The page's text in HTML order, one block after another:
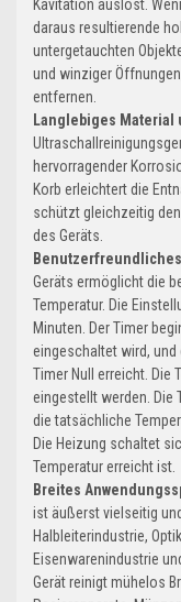
Kavitation auslöst.
daraus resultierende
untergetauchten
und winziger
entfernen.
Langlebiges
hervorragender
Korb erleichtert die
schützt gleichzeitig
des Geräts.
Geräts ermöglicht die
Temperatur. Die
Minuten. Der Timer
eingeschaltet wird,
Timer Null erreicht. Die
eingestellt werden. Die
die tatsächliche
Die Heizung schaltet
Temperatur erreicht ist.
Breites
ist äußerst vielseitig
Halbleiterindustrie,
Eisenwarenindustrie
Gerät reinigt mühelos